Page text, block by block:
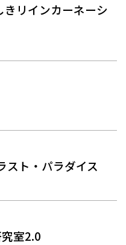
リインカーネーシ
スト・パラダイス
室2.0